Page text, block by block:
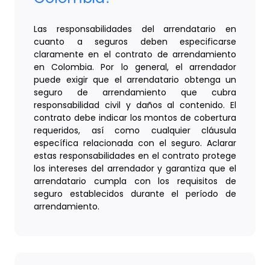
Las responsabilidades del arrendatario en
cuanto a seguros deben especificarse
claramente en el contrato de arrendamiento
en Colombia. Por lo general, el arrendador
puede exigir que el arrendatario obtenga un
seguro de arrendamiento que cubra
responsabilidad civil y daños al contenido. El
contrato debe indicar los montos de cobertura
requeridos, así como cualquier cláusula
específica relacionada con el seguro. Aclarar
estas responsabilidades en el contrato protege
los intereses del arrendador y garantiza que el
arrendatario cumpla con los requisitos de
seguro establecidos durante el período de
arrendamiento.